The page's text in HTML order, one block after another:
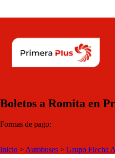
Boletos a Romita en
Formas de pago:
Inicio > Autobuses > Grupo Flecha